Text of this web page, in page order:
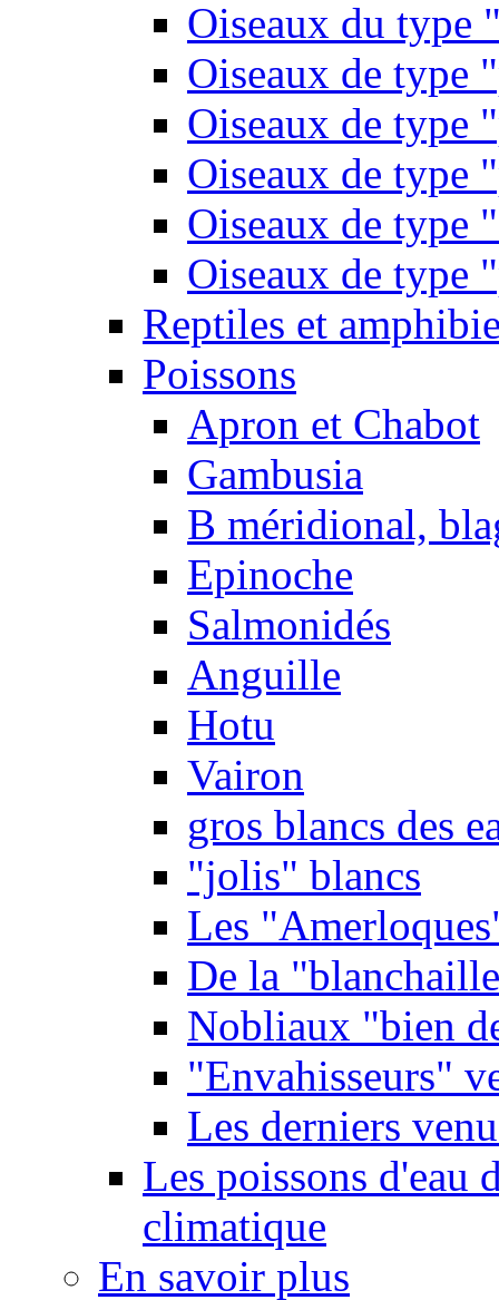
Oiseaux du type
Oiseaux de type
Oiseaux de type
Oiseaux de type
Oiseaux de type
Oiseaux de type
Reptiles et
Poissons
Apron et Chabot
Gambusia
B méridional,
Epinoche
Salmonidés
Anguille
Hotu
Vairon
gros blancs des
"jolis" blancs
Les
De la
Nobliaux "bien
"Envahisseurs"
Les derniers
Les poissons d'eau
climatique
En savoir plus